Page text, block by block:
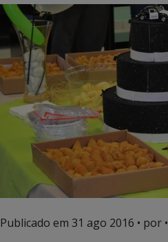
Publicado em 31 ago 2016 • por •